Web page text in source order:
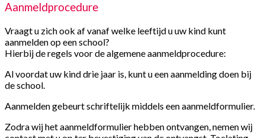
Aanmeldprocedure
Vraagt u zich ook af vanaf welke leeftijd u uw kind kunt
aanmelden op een school?
Hierbij de regels voor de algemene aanmeldprocedure:
Al voordat uw kind drie jaar is, kunt u een aanmelding doen bij
de school.
Aanmelden gebeurt schriftelijk middels een aanmeldformulier.
Zodra wij het aanmeldformulier hebben ontvangen, nemen wij